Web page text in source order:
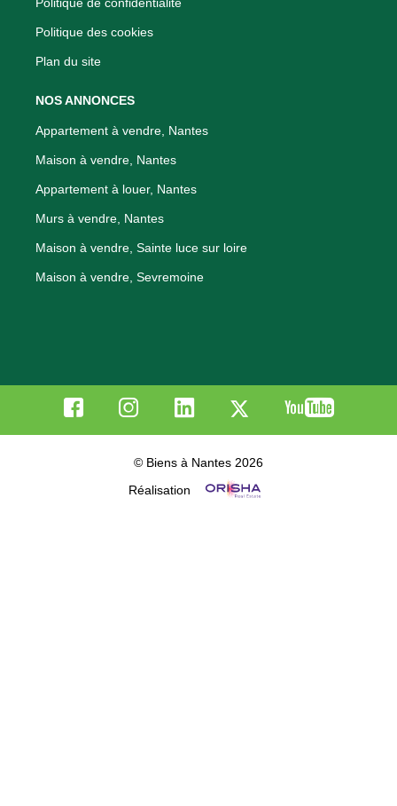
Politique des cookies
Plan du site
NOS ANNONCES
Appartement à vendre, Nantes
Maison à vendre, Nantes
Appartement à louer, Nantes
Murs à vendre, Nantes
Maison à vendre, Sainte luce sur loire
Maison à vendre, Sevremoine
© Biens à Nantes 2026
Réalisation